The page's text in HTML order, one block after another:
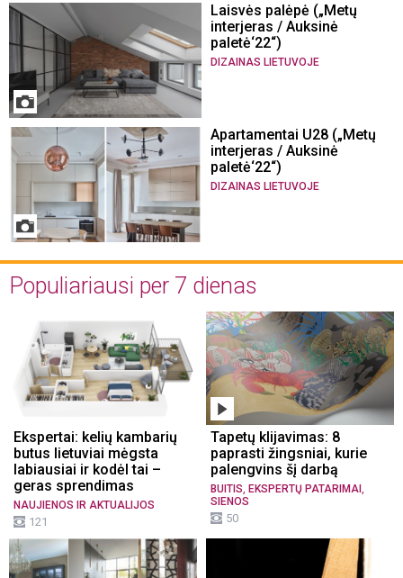
Laisvės palėpė („Metų
interjeras / Auksinė
paletė‘22“)
DIZAINAS LIETUVOJE
Apartamentai U28 („Metų
interjeras / Auksinė
paletė‘22“)
DIZAINAS LIETUVOJE
Populiariausi per 7 dienas
Ekspertai: kelių kambarių
butus lietuviai mėgsta
labiausiai ir kodėl tai –
geras sprendimas
NAUJIENOS IR AKTUALIJOS
121
Tapetų klijavimas: 8
paprasti žingsniai, kurie
palengvins šį darbą
BUITIS EKSPERTŲ PATARIMAI
SIENOS
50